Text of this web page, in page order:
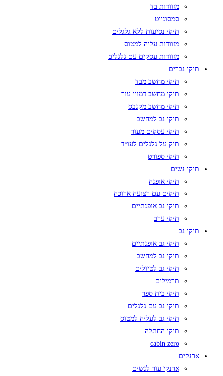
מזוודות בד
סמסונייט
תיקי נסיעות ללא גלגלים
מזוודות עליה למטוס
מזוודות עסקים עם גלגלים
תיקי גברים
תיקי מחשב מבד
תיקי מחשב דמויי עור
תיקי מחשב מקנבס
תיקי גב למחשב
תיקי עסקים מעור
תיק על גלגלים לעו״ד
תיקי ספורט
תיקי נשים
תיקי אופנה
תיקים עם רצועה ארוכה
תיקי גב אופנתיים
תיקי ערב
תיקי גב
תיקי גב אופנתיים
תיקי גב למחשב
תיקי גב לטיולים
תרמילים
תיקי בית ספר
תיקי גב עם גלגלים
תיקי גב לעליה למטוס
תיקי החתלה
cabin zero
ארנקים
ארנקי עור לנשים